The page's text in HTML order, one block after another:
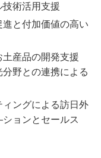
術活用支援
と付加価値の高い
産品の開発支援
野との連携による
ングによる訪日外
ョンとセールス